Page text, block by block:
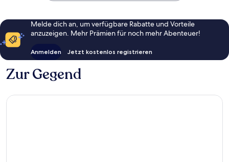
Melde dich an, um verfügbare Rabatte und Vorteile
anzuzeigen. Mehr Prämien für noch mehr Abenteuer!
Anmelden Jetzt kostenlos registrieren
Zur Gegend